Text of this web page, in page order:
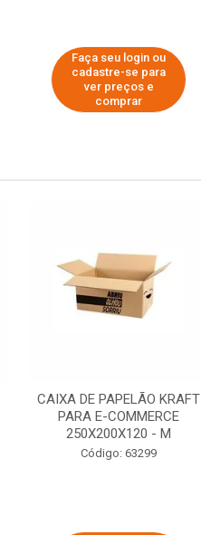
Faça seu login ou
cadastre-se para
ver preços e
comprar
CAIXA DE PAPELÃO KRAFT
PARA E-COMMERCE
250X200X120 - M
Código: 63299